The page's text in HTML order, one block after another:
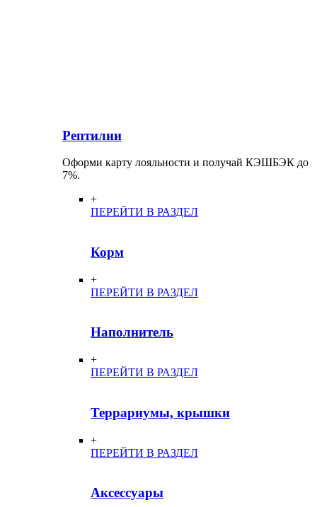
Рептилии
Оформи карту лояльности и получай КЭШБЭК до
7%.
+
ПЕРЕЙТИ В РАЗДЕЛ
Корм
+
ПЕРЕЙТИ В РАЗДЕЛ
Наполнитель
+
ПЕРЕЙТИ В РАЗДЕЛ
Террариумы, крышки
+
ПЕРЕЙТИ В РАЗДЕЛ
Аксессуары